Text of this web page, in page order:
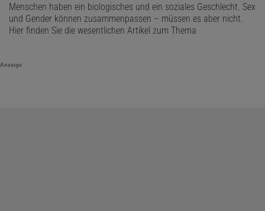
Menschen haben ein biologisches und ein soziales Geschlecht. Sex
und Gender können zusammenpassen – müssen es aber nicht.
Hier finden Sie die wesentlichen Artikel zum Thema
Anzeige